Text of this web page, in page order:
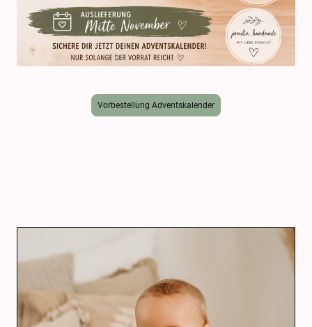
Vorbestellung Adventskalender